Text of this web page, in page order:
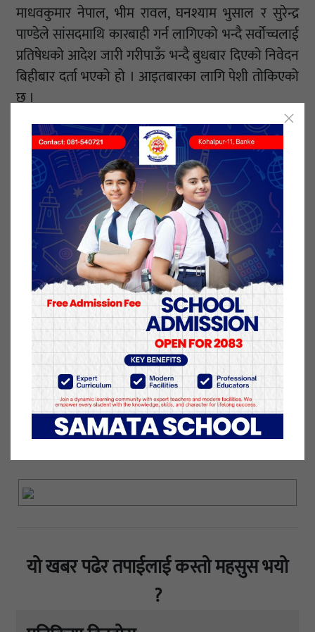
माधवकुमार नेपाल, भीम रावल, घनश्याम भुसाल र सुरेन्द्र
पाण्डेले सांसदमाथि कारबाही गर्न लागिएको भन्दै सर्वोच्चलाई
प्रतिषेधको आदेश जारी गरीपाऊँ भन्दै बुधबार दिएको निवेदन
बिहीबार दर्ता भएको हो । आइतबारका लागि पेशी तोकिएको
छ ।
त्यस्तै, २०७५ जेठ २ गतेअघिकै नेकपा (एमाले) ब्युँताउने
सर्वोच्चको २०७७ फागुन २३ गतेको आदेश कार्यान्वयन
गरिपाऊँ भन्ने पनि निवदेनमा माग गरिएको छ । २७ जना
सांसदका हकमा त्यस्तो आदेश माग गरिएको हो । निवेदनमा
नेकपा एमालेका अध्यक्ष तथा संसदीय दलका नेता केपी शर्मा
ओली, महासचिव ईश्वर पोखरेल, निर्वाचन आयोग र सभामुख
अग्निप्रसाद सापकोटालाई विपक्षी बनाइएको छ ।
एमाले अध्यक्ष ओलीले बिनाकारण स्पष्टिकरण सोधेको र बाँकी
कारबाही रोक्न भन्दै नेपालपक्ष अदालत गएको हो । ओलीले
२७ सांसद्लाई मंगलबार पत्र पठाउँदै जुनसुकै बेला कडा
कारबाही गर्नुपर्ने अवस्था आउने चेतावनी दिएका थिए । उनले
नेपाल पक्षधर नेताहरूलाई एमालेकै नाम र सूर्य चिह्न प्रयोग
गरेर किन नयाँ पार्टी खोलेको भन्दै प्रश्नसमेत गरेका थिए ।
कान्तिपुर बाट
यो खबर पढेर तपाईलाई कस्तो महसुस भयो
?